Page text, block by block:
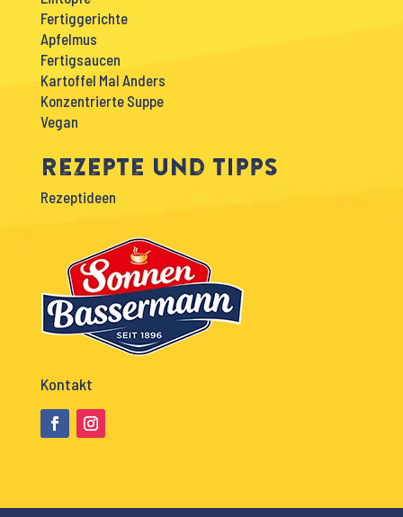
Fertiggerichte
Apfelmus
Fertigsaucen
Kartoffel Mal Anders
Konzentrierte Suppe
Vegan
Rezepte und Tipps
Rezeptideen
Kontakt